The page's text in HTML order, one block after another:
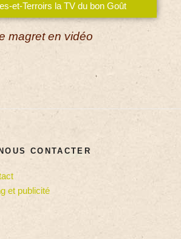
et-Terroirs la TV du bon Goût
magret en vidéo
CONTACTER
et publicité